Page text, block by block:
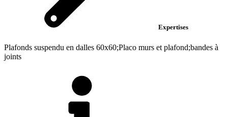
Expertises
Plafonds suspendu en dalles 60x60;Placo murs et plafond;bandes à
joints